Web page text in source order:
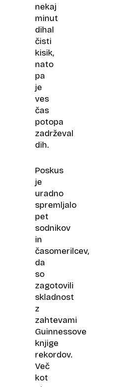
nekaj
minut
dihal
čisti
kisik,
nato
pa
je
ves
čas
potopa
zadrževal
dih.
Poskus
je
uradno
spremljalo
pet
sodnikov
in
časomerilcev,
da
so
zagotovili
skladnost
z
zahtevami
Guinnessove
knjige
rekordov.
Več
kot